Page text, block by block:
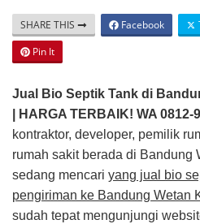
SHARE THIS Facebook
Pin It
Jual Bio Septik Tank di
| HARGA TERBAIK! WA 0812-
kontraktor, developer, pemilik
rumah sakit berada di Bandung
sedang mencari yang jual bio
pengiriman ke Bandung Wetan
sudah tepat mengunjungi